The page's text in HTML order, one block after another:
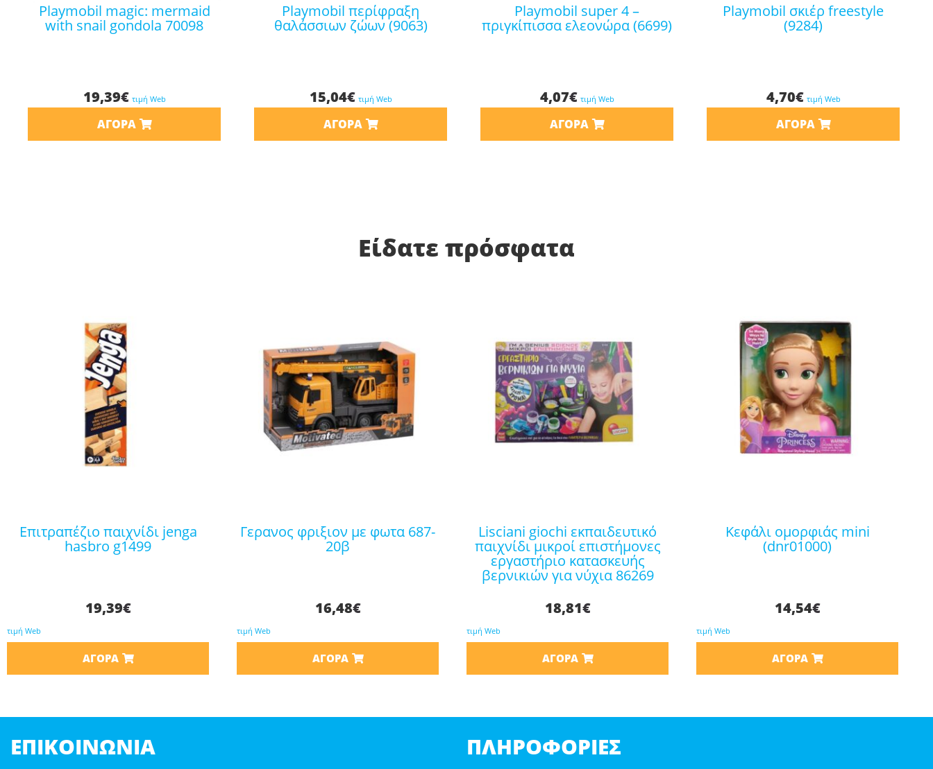
playmobil magic: mermaid
with snail gondola 70098
19,39€ τιμή Web
ΑΓΟΡΆ
playmobil περίφραξη
θαλάσσιων ζώων (9063)
15,04€ τιμή Web
ΑΓΟΡΆ
playmobil super 4 –
πριγκίπισσα ελεονώρα (6699)
4,07€ τιμή Web
ΑΓΟΡΆ
playmobil σκιέρ freestyle
(9284)
4,70€ τιμή Web
ΑΓΟΡΆ
Είδατε πρόσφατα
επιτραπέζιο παιχνίδι jenga
hasbro g1499
19,39€
τιμή Web
ΑΓΟΡΆ
γερανος φριξιον με φωτα 687-
20β
16,48€
τιμή Web
ΑΓΟΡΆ
lisciani giochi εκπαιδευτικό
παιχνίδι μικροί επιστήμονες
εργαστήριο κατασκευής
βερνικιών για νύχια 86269
18,81€
τιμή Web
ΑΓΟΡΆ
κεφάλι ομορφιάς mini
(dnr01000)
14,54€
τιμή Web
ΑΓΟΡΆ
ΕΠΙΚΟΙΝΩΝΊΑ ΠΛΗΡΟΦΟΡΊΕΣ